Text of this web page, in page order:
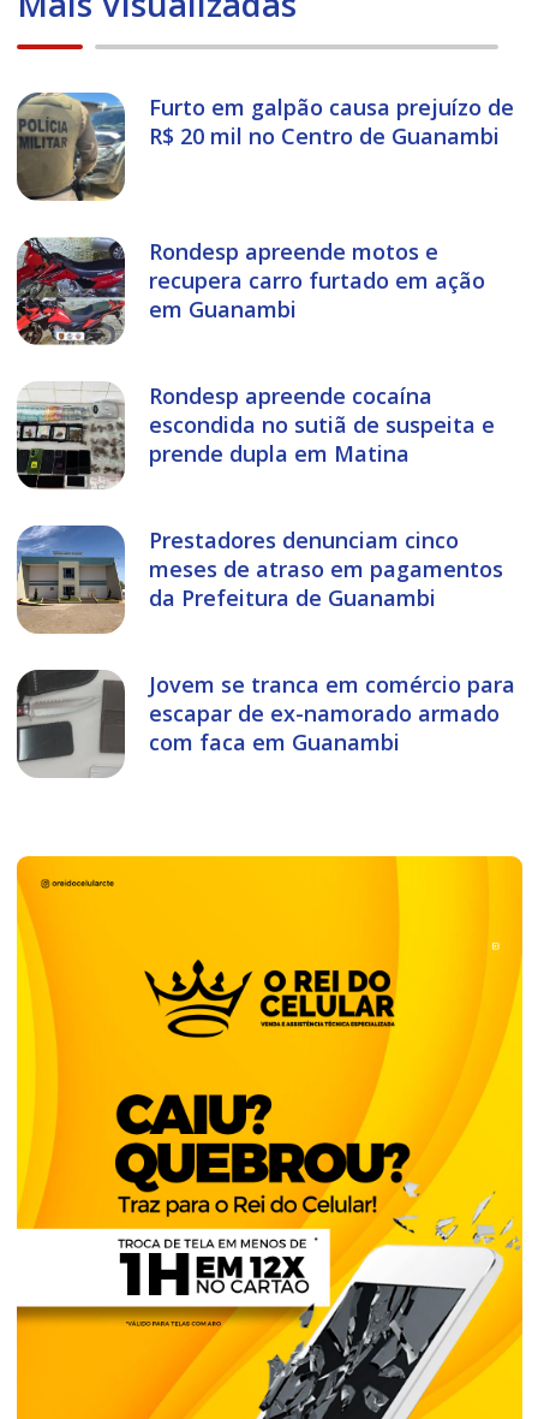
Furto em galpão causa prejuízo de
R$ 20 mil no Centro de Guanambi
Rondesp apreende motos e
recupera carro furtado em ação
em Guanambi
Rondesp apreende cocaína
escondida no sutiã de suspeita e
prende dupla em Matina
Prestadores denunciam cinco
meses de atraso em pagamentos
da Prefeitura de Guanambi
Jovem se tranca em comércio para
escapar de ex-namorado armado
com faca em Guanambi